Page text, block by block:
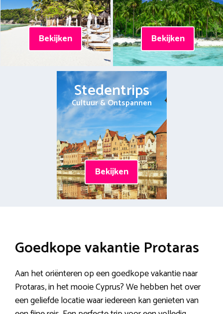
Bekijken Bekijken
Stedentrips
Cultuur & Ontspannen
Bekijken
Goedkope vakantie Protaras
Aan het oriënteren op een goedkope vakantie naar
Protaras, in het mooie Cyprus? We hebben het over
een geliefde locatie waar iedereen kan genieten van